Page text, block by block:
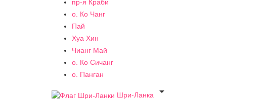
пр-я Краби
о. Ко Чанг
Пай
Хуа Хин
Чианг Май
о. Ко Сичанг
о. Панган
Шри-Ланка
